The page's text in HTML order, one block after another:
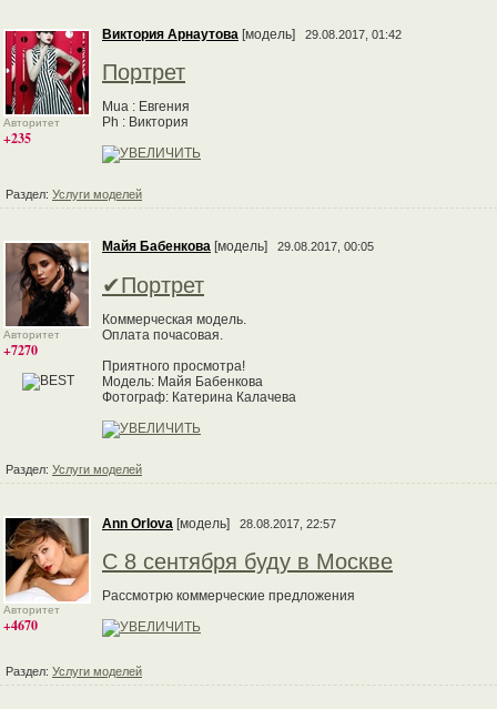
Авторитет
+235
Виктория Арнаутова [модель] 29.08.2017, 01:42
Портрет
Mua : Евгения
Ph : Виктория
Раздел: Услуги моделей
Авторитет
+7270
Майя Бабенкова [модель] 29.08.2017, 00:05
✔Портрет
Коммерческая модель.
Оплата почасовая.
Приятного просмотра!
Модель: Майя Бабенкова
Фотограф: Катерина Калачева
Раздел: Услуги моделей
Авторитет
+4670
Ann Orlova [модель] 28.08.2017, 22:57
С 8 сентября буду в Москве
Рассмотрю коммерческие предложения
Раздел: Услуги моделей